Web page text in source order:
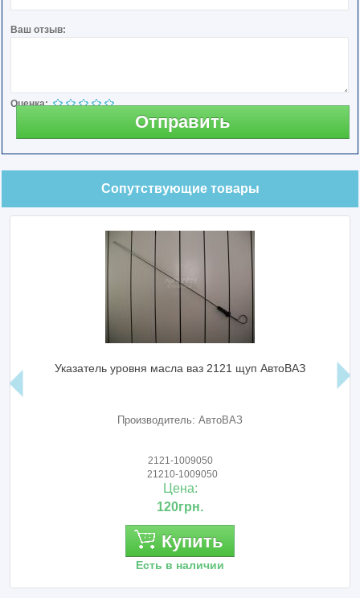
Ваш отзыв:
Оценка:
Отправить
Сопутствующие товары
Указатель уровня масла ваз 2121 щуп АвтоВАЗ
Производитель: АвтоВАЗ
2121-1009050
21210-1009050
Цена:
120грн.
Купить
Есть в наличии